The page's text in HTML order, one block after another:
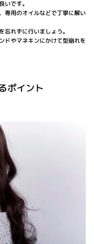
いです。
専用のオイルなどで丁寧に解い
忘れずに行いましょう。
ドやマネキンにかけて型崩れを
ポイント